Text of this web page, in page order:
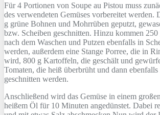
Für 4 Portionen von Soupe au Pistou muss
des verwendeten Gemüses vorbereitet werden.
g grüne Bohnen und Mohrrüben geputzt,
bzw. Scheiben geschnitten. Hinzu kommen
nach dem Waschen und Putzen ebenfalls in
werden, außerdem eine Stange Porree, die in
wird, 800 g Kartoffeln, die geschält und
Tomaten, die heiß überbrüht und dann
geschnitten werden.
Anschließend wird das Gemüse in einem
heißem Öl für 10 Minuten angedünstet. Dabei